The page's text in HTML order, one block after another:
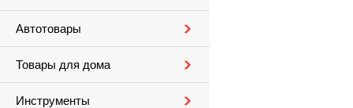
Автотовары
Товары для дома
Инструменты